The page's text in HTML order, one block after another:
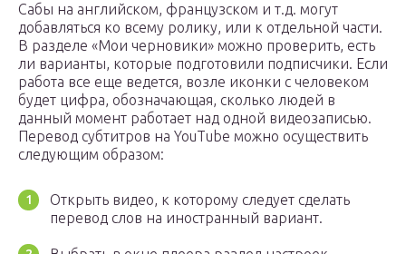
Сабы на английском, французском и т.д. могут
добавляться ко всему ролику, или к отдельной части.
В разделе «Мои черновики» можно проверить, есть
ли варианты, которые подготовили подписчики. Если
работа все еще ведется, возле иконки с человеком
будет цифра, обозначающая, сколько людей в
данный момент работает над одной видеозаписью.
Перевод субтитров на YouTube можно осуществить
следующим образом:
Открыть видео, к которому следует сделать
перевод слов на иностранный вариант.